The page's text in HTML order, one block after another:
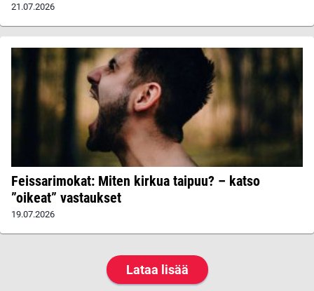
21.07.2026
Feissarimokat: Miten kirkua taipuu? – katso
”oikeat” vastaukset
19.07.2026
Lataa lisää